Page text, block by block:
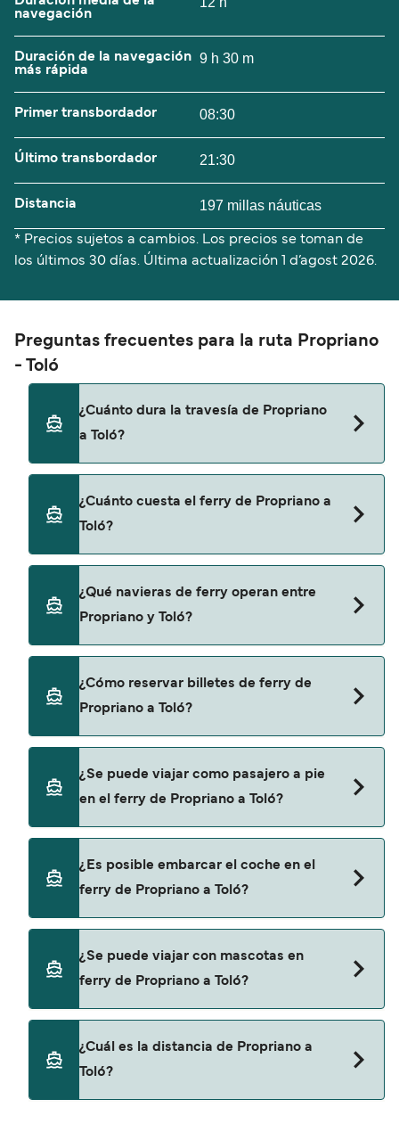
navegación
Duración de la navegación
más rápida
9 h 30 m
Primer transbordador 08:30
Último transbordador 21:30
Distancia 197 millas náuticas
* Precios sujetos a cambios. Los precios se toman de
los últimos 30 días. Última actualización
1 d’agost 2026.
Preguntas frecuentes para la ruta Propriano
- Toló
¿Cuánto dura la travesía de Propriano
a Toló?
Toló es de aproximadamente 12 horas. La
temporada a otra, por lo que te recomendamos
actualizada.
¿Cuánto cuesta el ferry de Propriano a
Toló?
variar según la temporada. El precio promedio de
un ferry de Propriano a Toló es de 139€. El precio
no incluye los gastos de reserva.
¿Qué navieras de ferry operan entre
Propriano y Toló?
Propriano a Toló.
¿Cómo reservar billetes de ferry de
Propriano a Toló?
través de nuestro buscador de ferry online.
Además, también puedes consultar nuestra
página de ofertas para descrubrir las últimas
navieras.
¿Se puede viajar como pasajero a pie
en el ferry de Propriano a Toló?
Propriano a Toló con:
¿Es posible embarcar el coche en el
ferry de Propriano a Toló?
Toló con
¿Se puede viajar con mascotas en
ferry de Propriano a Toló?
¿Cuál es la distancia de Propriano a
Toló?